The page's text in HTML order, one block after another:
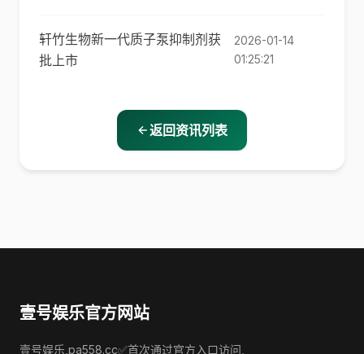
轩竹生物新一代质子泵抑制剂获
批上市
2026-01-14
01:25:21
返回资讯列表
壹号娱乐官方网站
壹号娱乐,pa558.cc✅首次通过官方入口访问,